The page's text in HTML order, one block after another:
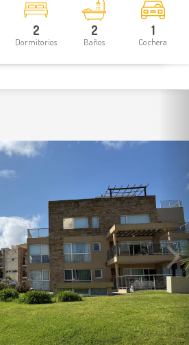
2
Dormitorios
2
Baños
1
Cochera